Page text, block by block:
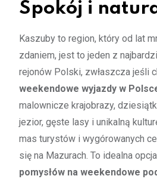
Spokój i
Kaszuby to region, który od lat
zdaniem, jest to jeden z
rejonów Polski, zwłaszcza jeśli
weekendowe wyjazdy w
malownicze krajobrazy,
jezior, gęste lasy i unikalną
mas turystów i wygórowanych
się na Mazurach. To idealna
pomysłów na weekendowe